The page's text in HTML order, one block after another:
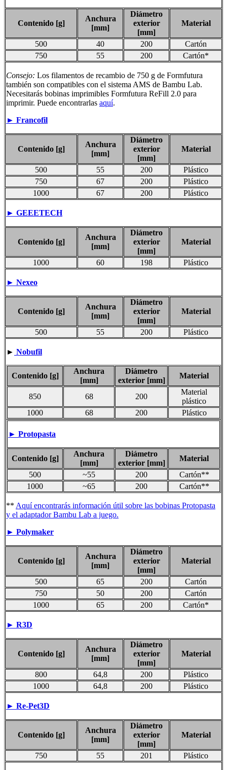
Contenido [g]
Anchura
[mm]
Diámetro
exterior
[mm]
Material
500 40 200
Cartón
750
55 200 Cartón*
Consejo: Los filamentos de recambio de 750 g de Formfutura
también son compatibles con el sistema AMS de Bambu Lab.
Necesitarás bobinas imprimibles Formfutura ReFill 2.0 para
imprimir. Puede encontrarlas aquí.
► Francofil
Contenido [g]
Anchura
[mm]
Diámetro
exterior
[mm]
Material
500 55 200
Plástico
750
67 200
Plástico
1000
67 200 Plástico
► GEEETECH
Contenido [g]
Anchura
[mm]
Diámetro
exterior
[mm]
Material
1000 60 198 Plástico
► Nexeo
Contenido [g]
Anchura
[mm]
Diámetro
exterior
[mm]
Material
500 55 200 Plástico
► Nobufil
Contenido [g]
Anchura
[mm]
Diámetro
exterior [mm]
Material
850 68 200
Material
plástico
1000
68 200 Plástico
► Protopasta
Contenido [g]
Anchura
[mm]
Diámetro
exterior [mm]
Material
500
~55 200
Cartón**
1000
~65 200 Cartón**
** Aquí encontrarás información útil sobre las bobinas Protopasta
y el adaptador Bambu Lab a juego.
► Polymaker
Contenido [g]
Anchura
[mm]
Diámetro
exterior
[mm]
Material
500 65 200
Cartón
750
50 200
Cartón
1000
65 200 Cartón*
► R3D
Contenido [g]
Anchura
[mm]
Diámetro
exterior
[mm]
Material
800 64,8 200
Plástico
1000
64,8 200 Plástico
► Re-Pet3D
Contenido [g]
Anchura
[mm]
Diámetro
exterior
[mm]
Material
750 55 201 Plástico